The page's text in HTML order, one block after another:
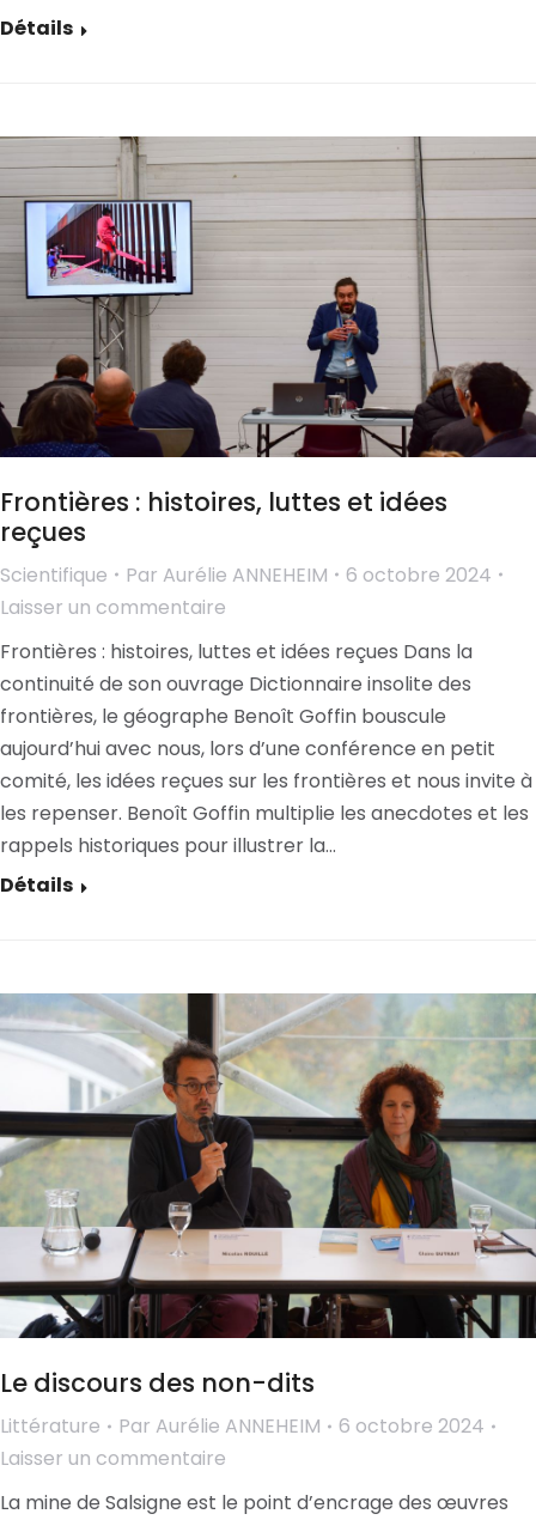
Détails
Frontières : histoires, luttes et idées
reçues
Scientifique Par Aurélie ANNEHEIM
6 octobre 2024
Laisser un commentaire
Frontières : histoires, luttes et idées reçues Dans la
continuité de son ouvrage Dictionnaire insolite des
frontières, le géographe Benoît Goffin bouscule
aujourd’hui avec nous, lors d’une conférence en petit
comité, les idées reçues sur les frontières et nous invite à
les repenser. Benoît Goffin multiplie les anecdotes et les
rappels historiques pour illustrer la…
Détails
Le discours des non-dits
Littérature Par Aurélie ANNEHEIM
6 octobre 2024
Laisser un commentaire
La mine de Salsigne est le point d’encrage des œuvres